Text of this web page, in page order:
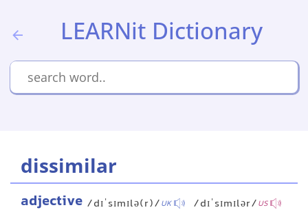
LEARNit Dictionary
dissimilar
adjective /dɪˈsɪmɪlə(r)/UK /dɪˈsɪmɪlər/US